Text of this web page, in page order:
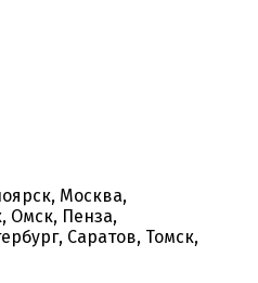
Москва,
Омск, Пенза,
Саратов, Томск,